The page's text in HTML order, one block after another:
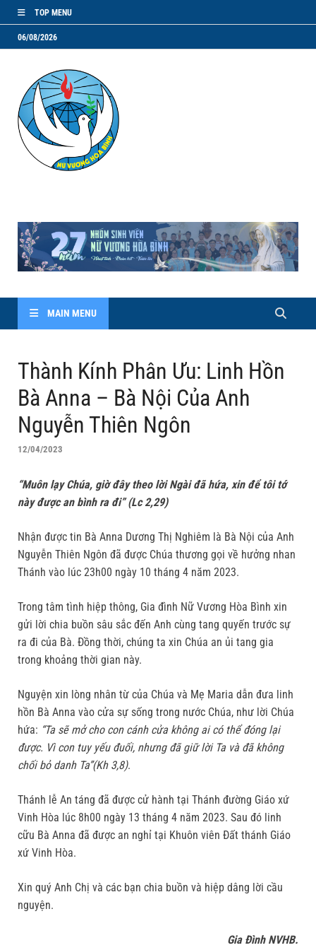
TOP MENU
06/08/2026
MAIN MENU
Thành Kính Phân Ưu: Linh Hồn
Bà Anna – Bà Nội Của Anh
Nguyễn Thiên Ngôn
12/04/2023
“Muôn lạy Chúa, giờ đây theo lời Ngài đã hứa, xin để tôi tớ
này được an bình ra đi” (Lc 2,29)
Nhận được tin Bà Anna Dương Thị Nghiêm là Bà Nội của Anh
Nguyễn Thiên Ngôn đã được Chúa thương gọi về hưởng nhan
Thánh vào lúc 23h00 ngày 10 tháng 4 năm 2023.
Trong tâm tình hiệp thông, Gia đình Nữ Vương Hòa Bình xin
gửi lời chia buồn sâu sắc đến Anh cùng tang quyến trước sự
ra đi của Bà. Đồng thời, chúng ta xin Chúa an ủi tang gia
trong khoảng thời gian này.
Nguyện xin lòng nhân từ của Chúa và Mẹ Maria dẫn đưa linh
hồn Bà Anna vào cửa sự sống trong nước Chúa, như lời Chúa
hứa: “Ta sẽ mở cho con cánh cửa không ai có thể đóng lại
được. Vì con tuy yếu đuối, nhưng đã giữ lời Ta và đã không
chối bỏ danh Ta”(Kh 3,8).
Thánh lễ An táng đã được cử hành tại Thánh đường Giáo xứ
Vinh Hòa lúc 8h00 ngày 13 tháng 4 năm 2023. Sau đó linh
cữu Bà Anna đã được an nghỉ tại Khuôn viên Đất thánh Giáo
xứ Vinh Hòa.
Xin quý Anh Chị và các bạn chia buồn và hiệp dâng lời cầu
nguyện.
Gia Đình NVHB.